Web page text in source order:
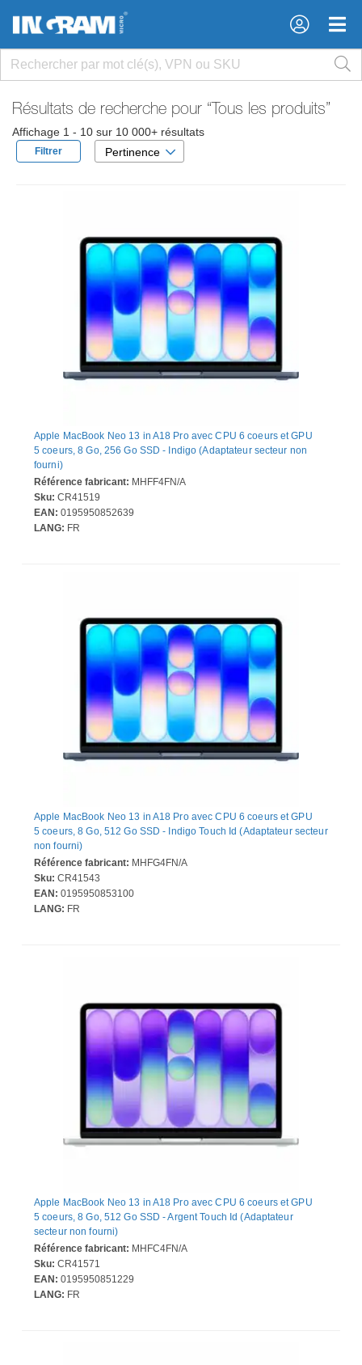
×
×
Résultats de recherche pour “Tous les produits”
Affichage 1 - 10 sur 10 000+ résultats
Filtrer Pertinence
Apple MacBook Neo 13 in A18 Pro avec CPU 6 coeurs et GPU
5 coeurs, 8 Go, 256 Go SSD - Indigo (Adaptateur secteur non
fourni)
Référence fabricant: MHFF4FN/A
Sku: CR41519
EAN: 0195950852639
LANG: FR
Apple MacBook Neo 13 in A18 Pro avec CPU 6 coeurs et GPU
5 coeurs, 8 Go, 512 Go SSD - Indigo Touch Id (Adaptateur secteur
non fourni)
Référence fabricant: MHFG4FN/A
Sku: CR41543
EAN: 0195950853100
LANG: FR
Apple MacBook Neo 13 in A18 Pro avec CPU 6 coeurs et GPU
5 coeurs, 8 Go, 512 Go SSD - Argent Touch Id (Adaptateur
secteur non fourni)
Référence fabricant: MHFC4FN/A
Sku: CR41571
EAN: 0195950851229
LANG: FR